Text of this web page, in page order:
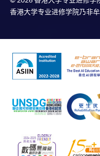
香港大学专业进修学院乃非